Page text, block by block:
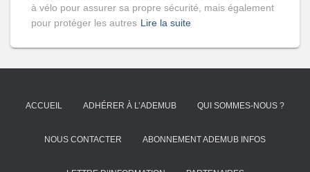
à vélo pour assurer sa propre sécurité, mais également
pour protéger les autres Lire la suite
ACCUEIL ADHÉRER À L’ADEMUB QUI SOMMES-NOUS ?
NOUS CONTACTER ABONNEMENT ADEMUB INFOS